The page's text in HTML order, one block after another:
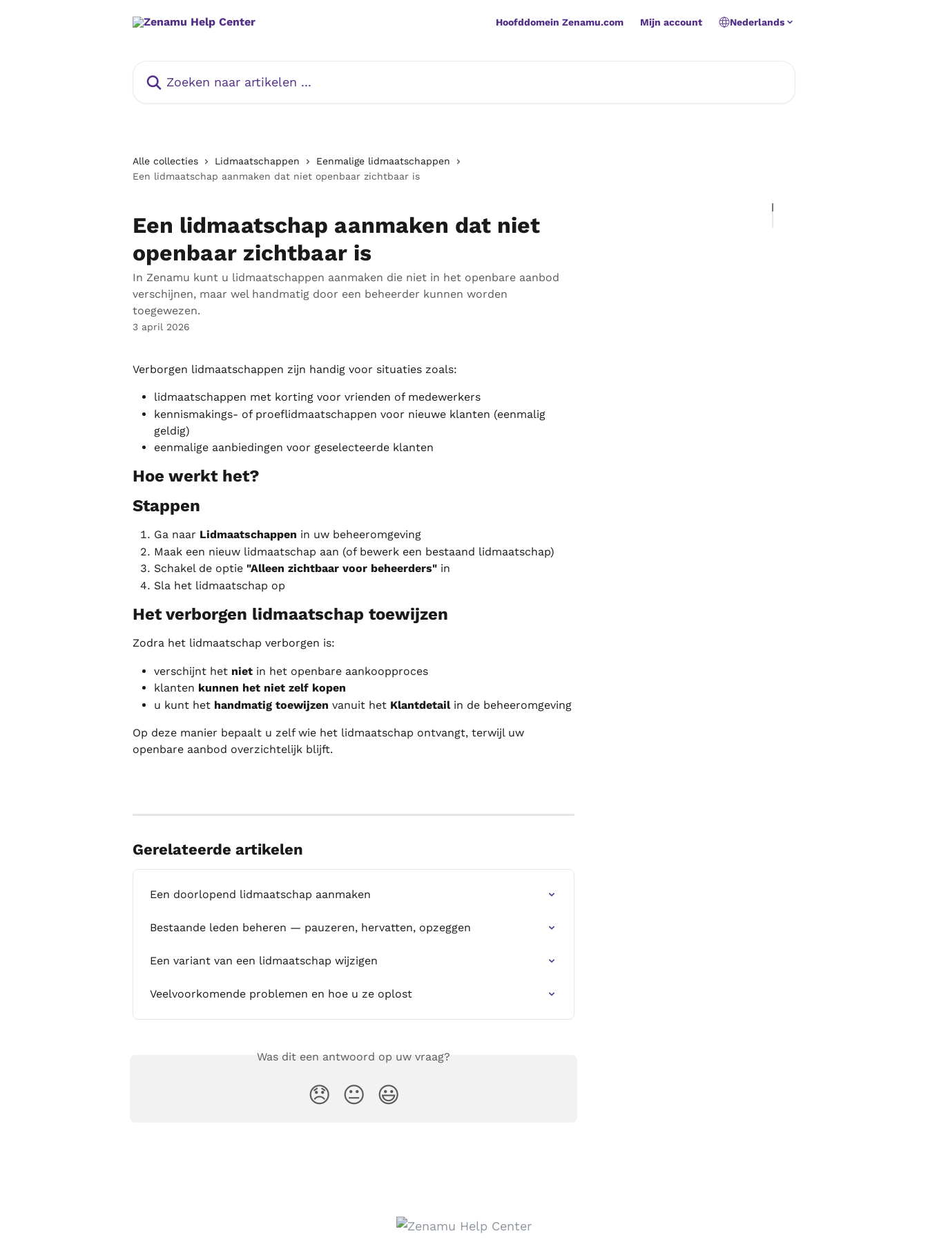
Hoofddomein Zenamu.com Mijn account Nederlands
Alle collecties Lidmaatschappen
Eenmalige lidmaatschappen
Een lidmaatschap aanmaken dat niet openbaar zichtbaar is
Een lidmaatschap aanmaken dat niet
openbaar zichtbaar is
In Zenamu kunt u lidmaatschappen aanmaken die niet in het openbare aanbod
verschijnen, maar wel handmatig door een beheerder kunnen worden
toegewezen.
3 april 2026
Verborgen lidmaatschappen zijn handig voor situaties zoals:
lidmaatschappen met korting voor vrienden of medewerkers
kennismakings- of proeflidmaatschappen voor nieuwe klanten (eenmalig
geldig)
eenmalige aanbiedingen voor geselecteerde klanten
Hoe werkt het?
Stappen
Ga naar Lidmaatschappen in uw beheeromgeving
Maak een nieuw lidmaatschap aan (of bewerk een bestaand lidmaatschap)
Schakel de optie "Alleen zichtbaar voor beheerders" in
Sla het lidmaatschap op
Het verborgen lidmaatschap toewijzen
Zodra het lidmaatschap verborgen is:
verschijnt het niet in het openbare aankoopproces
klanten kunnen het niet zelf kopen
u kunt het handmatig toewijzen vanuit het Klantdetail in de beheeromgeving
Op deze manier bepaalt u zelf wie het lidmaatschap ontvangt, terwijl uw
openbare aanbod overzichtelijk blijft.
Gerelateerde artikelen
Een doorlopend lidmaatschap aanmaken
Bestaande leden beheren — pauzeren, hervatten, opzeggen
Een variant van een lidmaatschap wijzigen
Veelvoorkomende problemen en hoe u ze oplost
Was dit een antwoord op uw vraag?
😞 😐 😃